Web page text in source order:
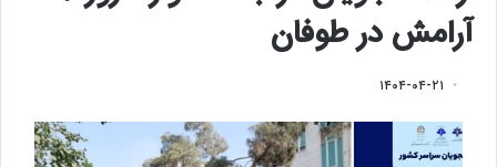
آرامش در طوفان
۱۴۰۴-۰۴-۲۱